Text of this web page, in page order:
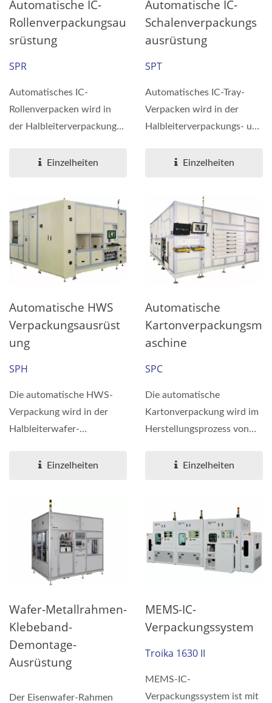
Automatische IC-
Rollenverpackungsau
Srüstung
SPR
Automatisches IC-
Rollenverpacken wird in
der Halbleiterverpackungs-
angewendet....Einzelheiten
Automatische IC-
Schalenverpackungs
Ausrüstung
SPT
Automatisches IC-Tray-
Verpacken wird in der
Halbleiterverpackungs- und
angewendet....Einzelheiten
Automatische HWS
Verpackungsausrüst
Ung
SPH
Die automatische HWS-
Verpackung wird in der
Halbleiterwafer-
automatischenEinzelheiten
Automatische
Kartonverpackungsm
Aschine
SPC
Die automatische
Kartonverpackung wird im
Herstellungsprozess von
Verpackungs-...
Einzelheiten
Wafer-Metallrahmen-
Klebeband-
Demontage-
Ausrüstung
Der Eisenwafer-Rahmen
MEMS-IC-
Verpackungssystem
Troika 1630 II
MEMS-IC-
Verpackungssystem ist mit